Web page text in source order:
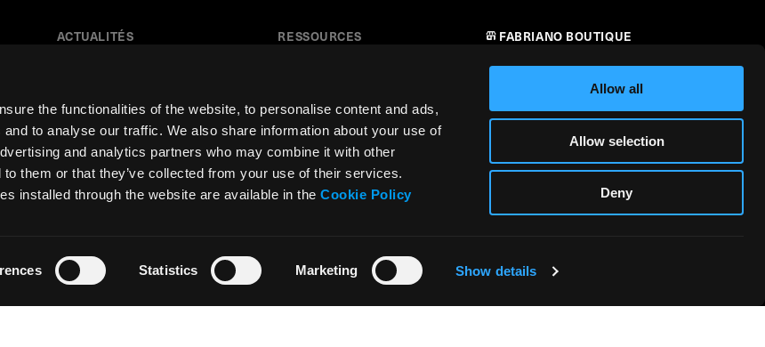
the functionalities of the website, to personalise content and ads,
to analyse our traffic. We also share information about your use of
and analytics partners who may combine it with other
to them or that they’ve collected from your use of their services.
installed through the website are available in theCookie Policy
Statistics Marketing Show details
Allow all
Allow selection
Deny
ACTUALITÉS
Sponsoring et Mécénat
Résidence d’artiste
RESSOURCES
Catalogue
Zone des enseignants
FABRIANO BOUTIQUE
SÉCURITÉ DES PRODUITS -
RÈGLEMENT (UE) 2023/988